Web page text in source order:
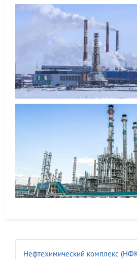
Нефтехимический комплекс